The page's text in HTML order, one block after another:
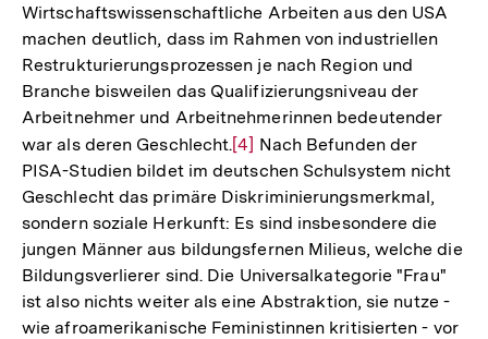
Auflösung
der
Fußnote
Wirtschaftswissenschaftliche Arbeiten aus den USA
machen deutlich, dass im Rahmen von industriellen
Restrukturierungsprozessen je nach Region und
Branche bisweilen das Qualifizierungsniveau der
Arbeitnehmer und Arbeitnehmerinnen bedeutender
war als deren Geschlecht.Zur
Auflösung
der
Fußnote
[4] Nach Befunden der
PISA-Studien bildet im deutschen Schulsystem nicht
Geschlecht das primäre Diskriminierungsmerkmal,
sondern soziale Herkunft: Es sind insbesondere die
jungen Männer aus bildungsfernen Milieus, welche die
Bildungsverlierer sind. Die Universalkategorie "Frau"
ist also nichts weiter als eine Abstraktion, sie nutze -
wie afroamerikanische Feministinnen kritisierten - vor